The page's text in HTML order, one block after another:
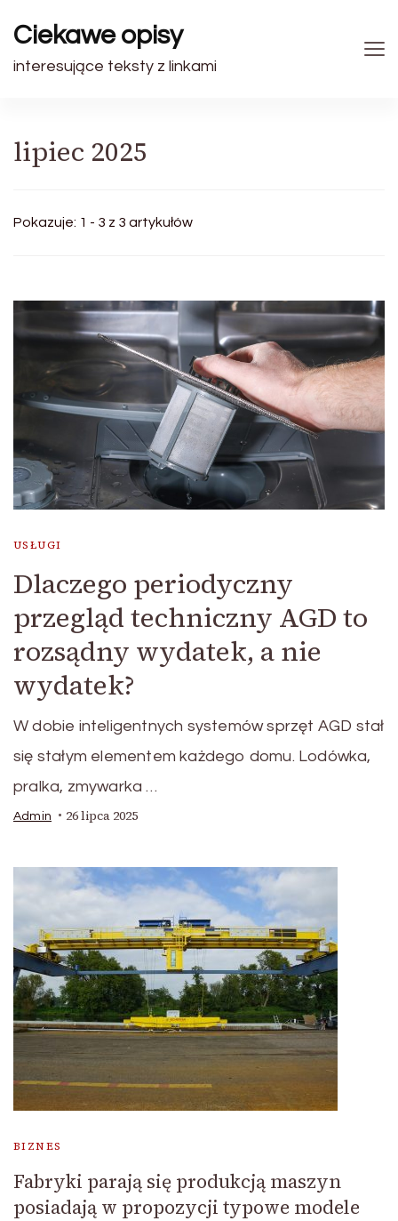
Ciekawe opisy
interesujące teksty z linkami
lipiec 2025
Pokazuje: 1 - 3 z 3 artykułów
USŁUGI
Dlaczego periodyczny
przegląd techniczny AGD to
rozsądny wydatek, a nie
wydatek?
W dobie inteligentnych systemów sprzęt AGD stał
się stałym elementem każdego domu. Lodówka,
pralka, zmywarka …
Admin 26 lipca 2025
BIZNES
Fabryki parają się produkcją maszyn
posiadają w propozycji typowe modele